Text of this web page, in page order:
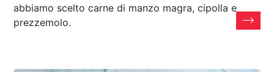
abbiamo scelto carne di manzo magra, cipolla e
prezzemolo.